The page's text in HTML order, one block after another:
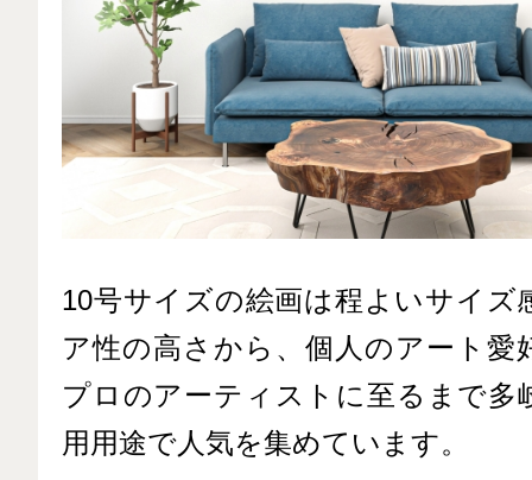
10号サイズの絵画は程よいサイズ
ア性の高さから、個人のアート愛
プロのアーティストに至るまで多
用用途で人気を集めています。